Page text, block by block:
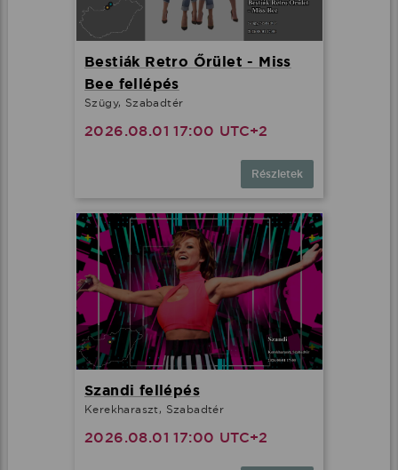
Bestiák Retro Őrület - Miss
Bee fellépés
Szügy, Szabadtér
2026.08.01 17:00 UTC+2
Részletek
Szandi fellépés
Kerekharaszt, Szabadtér
2026.08.01 17:00 UTC+2